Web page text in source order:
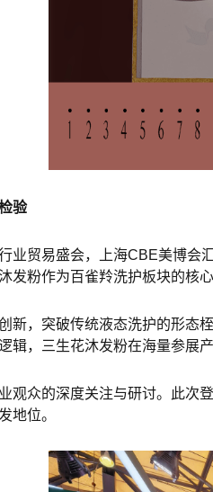
验
业贸易盛会，上海CBE美博
发粉作为百雀羚洗护板块的核
新，突破传统液态洗护的形
辑，三生花沐发粉在海量参展
观众的深度关注与研讨。此
地位。